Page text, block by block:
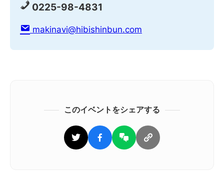
0225-98-4831
makinavi@hibishinbun.com
このイベントをシェアする